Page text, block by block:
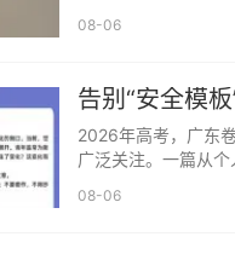
法很简单：
过高目标，不强行要求必
时间尽力付出、踏实复习
08-06
告别“安全模
2026年高考，广东
广泛关注。一篇从
08-06